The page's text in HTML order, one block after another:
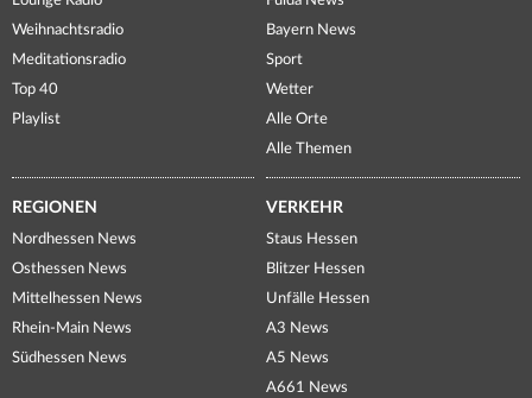
Weihnachtsradio
Meditationsradio
Top 40
Playlist
Bayern News
Sport
Wetter
Alle Orte
Alle Themen
REGIONEN
Nordhessen News
Osthessen News
Mittelhessen News
Rhein-Main News
Südhessen News
VERKEHR
Staus Hessen
Blitzer Hessen
Unfälle Hessen
A3 News
A5 News
A661 News